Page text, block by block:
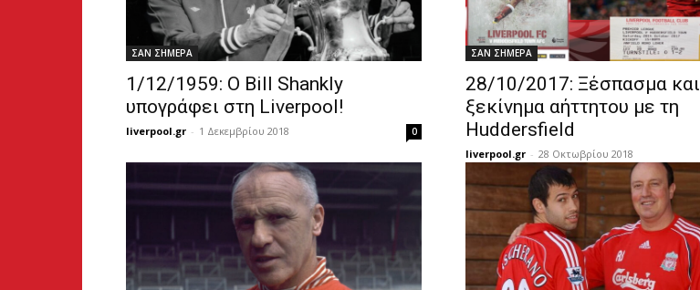
ΣΑΝ ΣΗΜΕΡΑ
1/12/1959: O Bill Shankly
υπογράφει στη Liverpool!
liverpool.gr - 1 Δεκεμβρίου 2018 0
ΣΑΝ ΣΗΜΕΡΑ
28/10/2017: Ξέσπασμα και
ξεκίνημα αήττητου με τη
Huddersfield
liverpool.gr - 28 Οκτωβρίου 2018